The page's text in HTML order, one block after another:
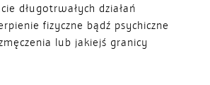
Autorzy
długotrwałych działań
fizyczne bądź psychiczne
lub jakiejś granicy